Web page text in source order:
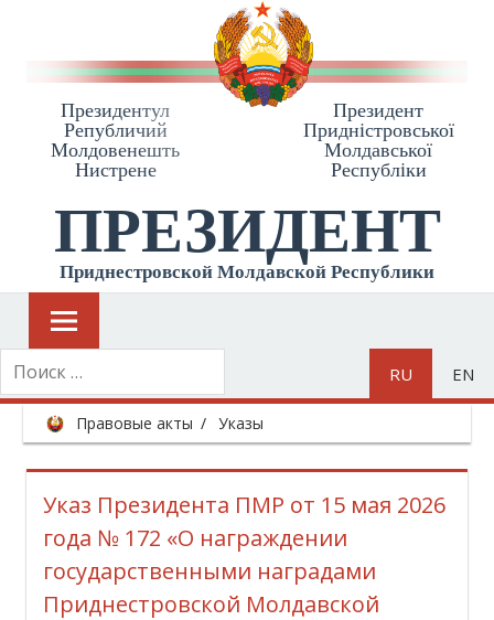
Президентул
Републичий
Молдовенешть
Нистрене
Президент
Приднiстровської
Молдавської
Республiки
ПРЕЗИДЕНТ
Приднестровской Молдавской Республики
RU EN
Правовые акты Указы
Указ Президента ПМР от 15 мая 2026
года № 172 «О награждении
государственными наградами
Приднестровской Молдавской